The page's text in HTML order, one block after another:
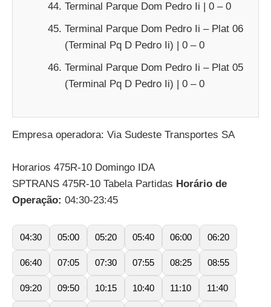
Terminal Parque Dom Pedro Ii | 0 – 0
Terminal Parque Dom Pedro Ii – Plat 06
(Terminal Pq D Pedro Ii) | 0 – 0
Terminal Parque Dom Pedro Ii – Plat 05
(Terminal Pq D Pedro Ii) | 0 – 0
Empresa operadora: Via Sudeste Transportes SA
Horarios 475R-10 Domingo IDA
SPTRANS 475R-10 Tabela Partidas Horário de
Operação: 04:30-23:45
04:30 05:00 05:20 05:40 06:00 06:20
06:40 07:05 07:30 07:55 08:25 08:55
09:20 09:50 10:15 10:40 11:10 11:40